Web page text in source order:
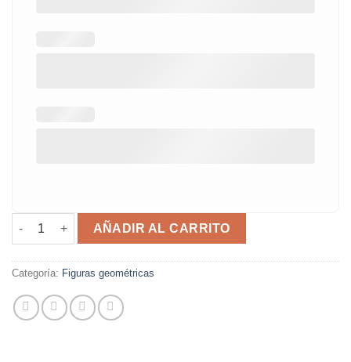
Figura gato cantidad
AÑADIR AL CARRITO
Categoría: Figuras geométricas